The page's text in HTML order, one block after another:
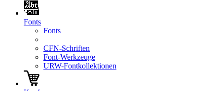
Fonts
Fonts
CFN-Schriften
Font-Werkzeuge
URW-Fontkollektionen